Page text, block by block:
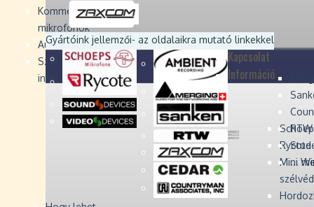
Kommentátor-
mikrofonok
Audio Monitors
Számítógépes audió
interfész
Rycote
Mini
...
Devices
Devices
Zaxcom
Zaxcom
Gyártóink jellemzői- az oldalaikra mutató linkekkel
Kapcsolat
Információ